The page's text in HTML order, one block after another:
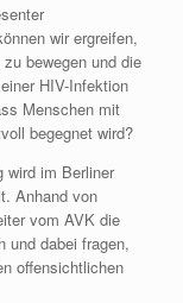
wir ergreifen,
bewegen und die
HIV-Infektion
Menschen mit
begegnet wird?
wird im Berliner
Anhand von
vom AVK die
und dabei fragen,
offensichtlichen